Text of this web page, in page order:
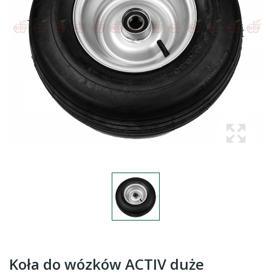
Koła do wózków ACTIV duże